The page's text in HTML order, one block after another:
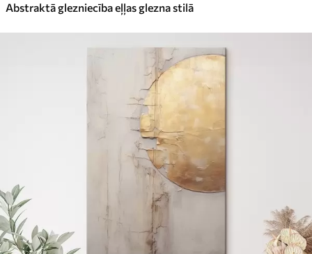
Abstraktā glezniecība eļļas glezna stilā